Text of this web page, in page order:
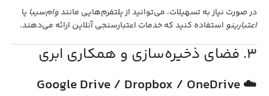
در صورت نیاز به تسهیلات، می‌توانید از پلتفرم‌هایی مانندوام‌سیبا یا
اعتبارینواستفاده کنید که خدمات اعتبارسنجی آنلاین ارائه می‌دهند.
3. فضای ذخیره‌سازی و همکاری ابری
☁️
Google Drive / Dropbox / OneDrive